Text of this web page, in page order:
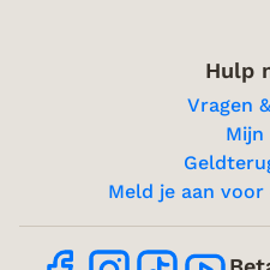
Hulp
Vragen
Mijn
Meld je aan